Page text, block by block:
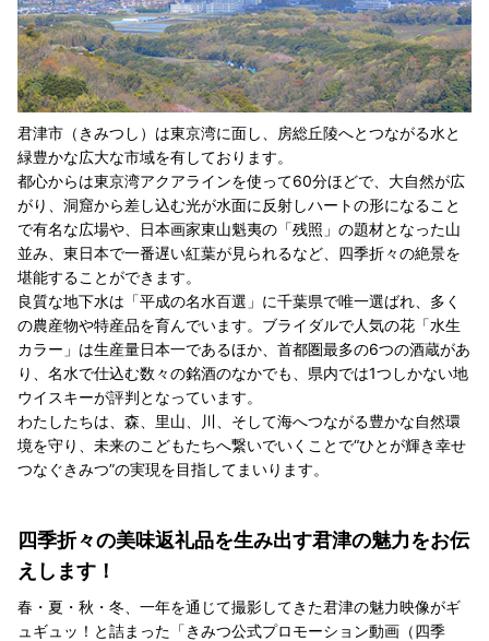
君津市（きみつし）は東京湾に面し、房総丘陵へとつながる水と
緑豊かな広大な市域を有しております。
都心からは東京湾アクアラインを使って60分ほどで、大自然が広
がり、洞窟から差し込む光が水面に反射しハートの形になること
で有名な広場や、日本画家東山魁夷の「残照」の題材となった山
並み、東日本で一番遅い紅葉が見られるなど、四季折々の絶景を
堪能することができます。
良質な地下水は「平成の名水百選」に千葉県で唯一選ばれ、多く
の農産物や特産品を育んでいます。ブライダルで人気の花「水生
カラー」は生産量日本一であるほか、首都圏最多の6つの酒蔵があ
り、名水で仕込む数々の銘酒のなかでも、県内では1つしかない地
ウイスキーが評判となっています。
わたしたちは、森、里山、川、そして海へつながる豊かな自然環
境を守り、未来のこどもたちへ繋いでいくことで“ひとが輝き幸せ
つなぐきみつ”の実現を目指してまいります。
四季折々の美味返礼品を生み出す君津の魅力をお伝
えします！
春・夏・秋・冬、一年を通じて撮影してきた君津の魅力映像がギ
ュギュッ！と詰まった「きみつ公式プロモーション動画（四季